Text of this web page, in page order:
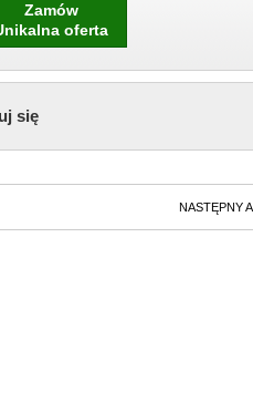
Zamów
oferta
się
NASTĘPNY